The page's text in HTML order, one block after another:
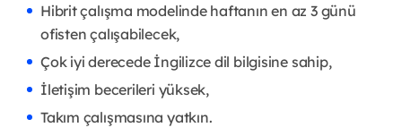
Hibrit çalışma modelinde haftanın en az 3 günü
ofisten çalışabilecek,
Çok iyi derecede İngilizce dil bilgisine sahip,
İletişim becerileri yüksek,
Takım çalışmasına yatkın.